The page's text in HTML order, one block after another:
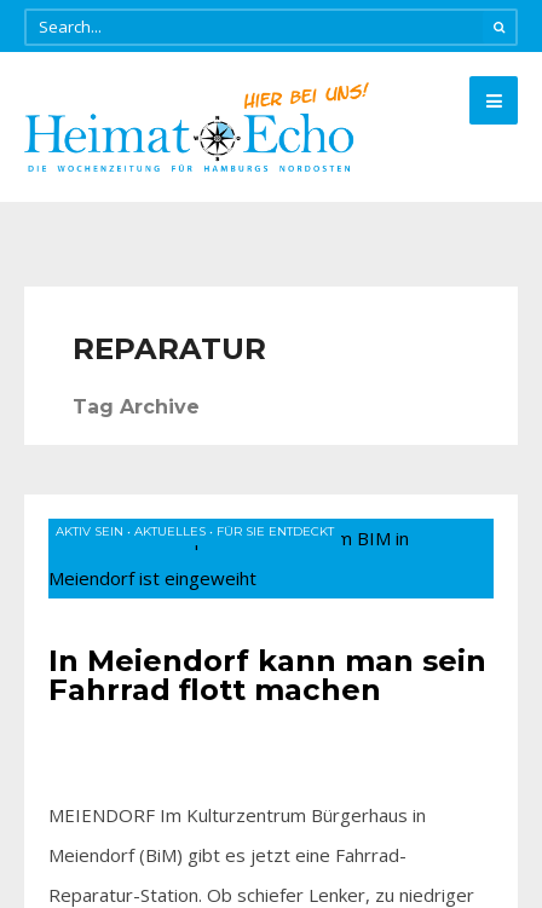
REPARATUR
Tag Archive
AKTIV SEIN • AKTUELLES • FÜR SIE ENTDECKT
In Meiendorf kann man sein
Fahrrad flott machen
MEIENDORF Im Kulturzentrum Bürgerhaus in
Meiendorf (BiM) gibt es jetzt eine Fahrrad-
Reparatur-Station. Ob schiefer Lenker, zu niedriger